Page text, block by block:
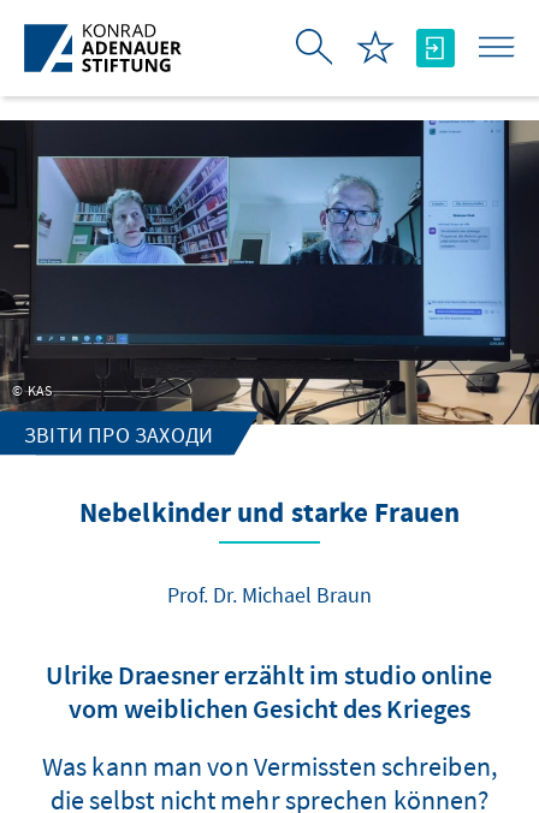
Skip to Main Content
KAS
ЗВІТИ ПРО ЗАХОДИ
Nebelkinder und starke Frauen
Prof. Dr. Michael Braun
Ulrike Draesner erzählt im studio online
vom weiblichen Gesicht des Krieges
Was kann man von Vermissten schreiben,
die selbst nicht mehr sprechen können?